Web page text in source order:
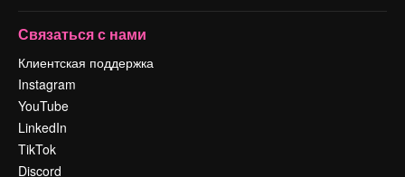
Связаться с нами
Клиентская поддержка
Instagram
YouTube
LinkedIn
TikTok
Discord